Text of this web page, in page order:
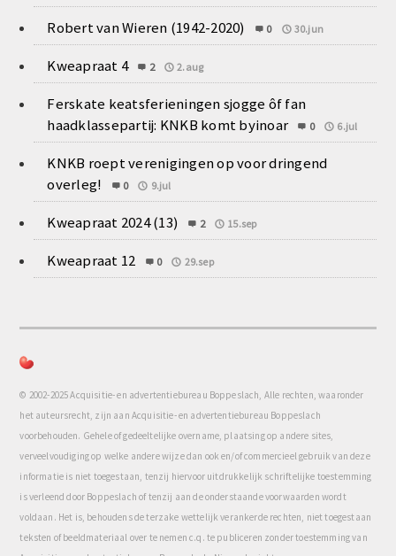
Robert van Wieren (1942-2020) 0 30.jun
Kweapraat 4 2 2.aug
Ferskate keatsferieningen sjogge ôf fan
haadklassepartij: KNKB komt byinoar
0 6.jul
KNKB roept verenigingen op voor dringend
overleg!
0 9.jul
Kweapraat 2024 (13) 2 15.sep
Kweapraat 12 0 29.sep
© 2002-2025 Acquisitie- en advertentiebureau Boppeslach, Alle rechten, waaronder
het auteursrecht, zijn aan Acquisitie- en advertentiebureau Boppeslach
voorbehouden. Gehele of gedeeltelijke overname, plaatsing op andere sites,
verveelvoudiging op welke andere wijze dan ook en/of commercieel gebruik van deze
informatie is niet toegestaan, tenzij hiervoor uitdrukkelijk schriftelijke toestemming
is verleend door Boppeslach of tenzij aan de onderstaande voorwaarden wordt
voldaan. Het is, behoudens de terzake wettelijk verankerde rechten, niet toegestaan
teksten of beeldmateriaal over te nemen c.q. te publiceren zonder toestemming van